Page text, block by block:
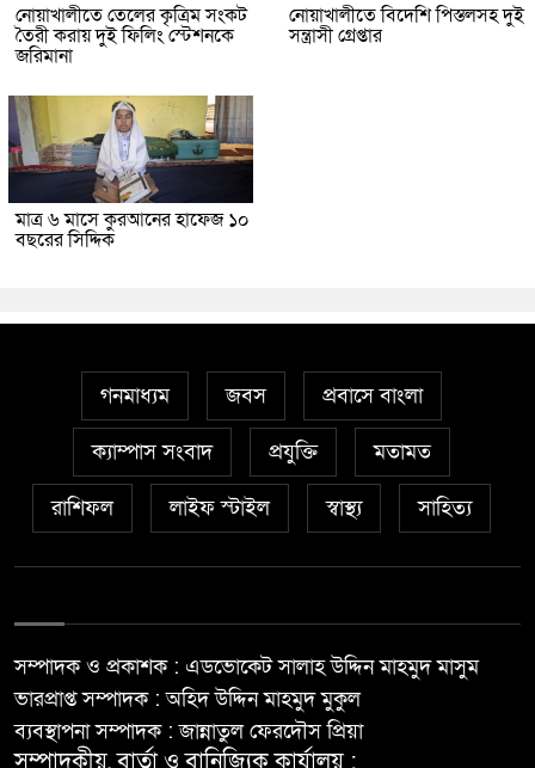
নোয়াখালীতে তেলের কৃত্রিম সংকট
তৈরী করায় দুই ফিলিং স্টেশনকে
জরিমানা
নোয়াখালীতে বিদেশি পিস্তলসহ দুই
সন্ত্রাসী গ্রেপ্তার
মাত্র ৬ মাসে কুরআনের হাফেজ ১০
বছরের সিদ্দিক
গনমাধ্যম জবস প্রবাসে বাংলা
ক্যাম্পাস সংবাদ প্রযুক্তি মতামত
রাশিফল লাইফ স্টাইল স্বাস্থ্য সাহিত্য
সম্পাদক ও প্রকাশক : এডভোকেট সালাহ উদ্দিন মাহমুদ মাসুম
ভারপ্রাপ্ত সম্পাদক : অহিদ উদ্দিন মাহমুদ মুকুল
ব্যবস্থাপনা সম্পাদক : জান্নাতুল ফেরদৌস প্রিয়া
সম্পাদকীয়, বার্তা ও বানিজ্যিক কার্যালয় :